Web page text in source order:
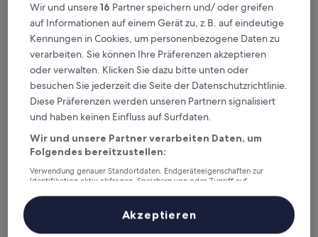
Kostenlose Stornierung bei
Planänderungen
Verdiene Prämien für jede
wahrgenommene Übernachtung
Mehr sparen mit Preisen für Mitglieder
6. Aug. - 7. Aug.
7. Aug. - 8. Aug.
Wir und unsere16 Partner speichern und/ oder greifen
auf Informationen auf einem Gerät zu, z.B. auf eindeutige
Kennungen in Cookies, um personenbezogene Daten zu
verarbeiten. Sie können Ihre Präferenzen akzeptieren
oder verwalten. Klicken Sie dazu bitte unten oder
besuchen Sie jederzeit die Seite der Datenschutzrichtlinie.
Diese Präferenzen werden unseren Partnern signalisiert
und haben keinen Einfluss auf Surfdaten.
Wir und unsere Partner verarbeiten Daten, um
Folgendes bereitzustellen:
Verwendung genauer Standortdaten. Endgeräteeigenschaften zur
Identifikation aktiv abfragen. Speichern von oder Zugriff auf
Inhalte, Messung von Werbeleistung und der Performance von Inhalten,
Zielgruppenforschung sowie Entwicklung und Verbesserung von
Liste der Partner (Lieferanten)
Akzeptieren